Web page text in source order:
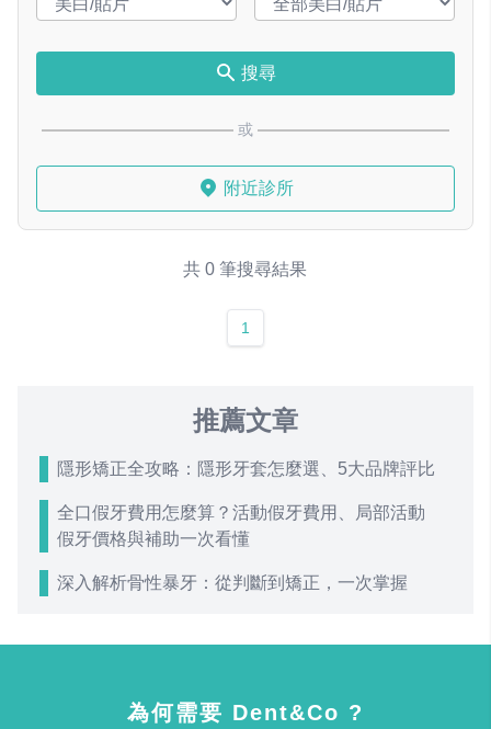
搜尋
或
附近診所
共 0 筆搜尋結果
1
推薦文章
隱形矯正全攻略：隱形牙套怎麼選、5大品牌評比
全口假牙費用怎麼算？活動假牙費用、局部活動
假牙價格與補助一次看懂
深入解析骨性暴牙：從判斷到矯正，一次掌握
為何需要 Dent&Co ?